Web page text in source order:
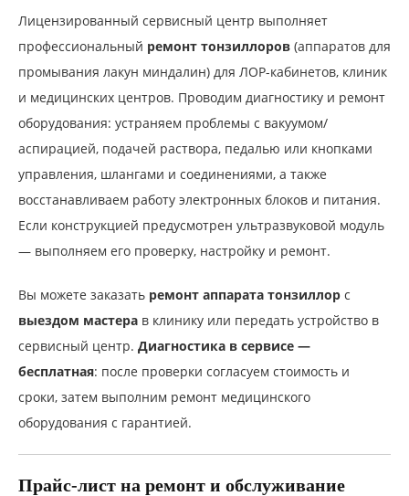
Лицензированный сервисный центр выполняет
профессиональный ремонт тонзиллоров (аппаратов для
промывания лакун миндалин) для ЛОР-кабинетов, клиник
и медицинских центров. Проводим диагностику и ремонт
оборудования: устраняем проблемы с вакуумом/
аспирацией, подачей раствора, педалью или кнопками
управления, шлангами и соединениями, а также
восстанавливаем работу электронных блоков и питания.
Если конструкцией предусмотрен ультразвуковой модуль
— выполняем его проверку, настройку и ремонт.
Вы можете заказать ремонт аппарата тонзиллор с
выездом мастера в клинику или передать устройство в
сервисный центр. Диагностика в сервисе —
бесплатная: после проверки согласуем стоимость и
сроки, затем выполним ремонт медицинского
оборудования с гарантией.
Прайс-лист на ремонт и обслуживание